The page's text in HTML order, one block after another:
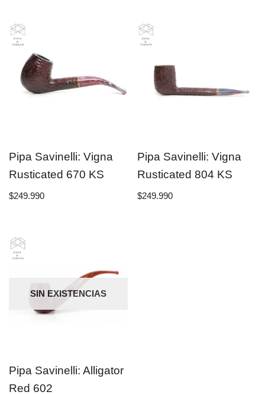
Pipa Savinelli: Vigna
Rusticated 670 KS
$249.990
Pipa Savinelli: Vigna
Rusticated 804 KS
$249.990
SIN EXISTENCIAS
Pipa Savinelli: Alligator
Red 602